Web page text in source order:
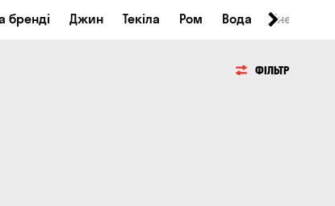
бренді Джин Текіла Ром Вода
ФІЛЬТР